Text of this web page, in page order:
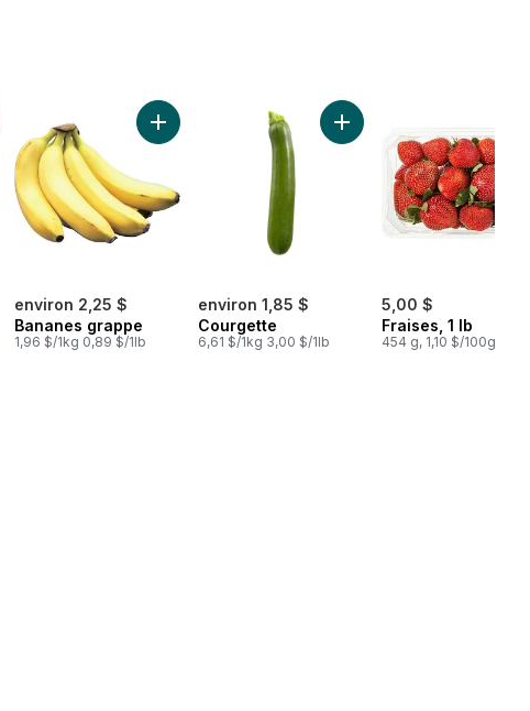
Melon d’eau rouge sans pépins au panier
environ 2,25 $
Bananes grappe
1,96 $/1kg 0,89 $/1lb
Ajouter Bananes grappe au panier
environ 1,85 $
Courgette
6,61 $/1kg 3,00 $/1lb
Ajouter Courgette au
5,00 $
Fraises, 1 lb
454 g, 1,10 $/100g